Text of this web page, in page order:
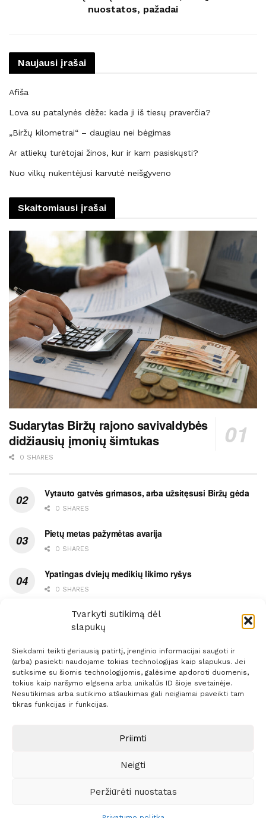
Tvarkyti sutikimą dėl
slapukų
Siekdami teikti geriausią patirtį, įrenginio informacijai saugoti ir
(arba) pasiekti naudojame tokias technologijas kaip slapukus. Jei
sutiksime su šiomis technologijomis, galėsime apdoroti duomenis,
tokius kaip naršymo elgsena arba unikalūs ID šioje svetainėje.
Nesutikimas arba sutikimo atšaukimas gali neigiamai paveikti tam
tikras funkcijas ir funkcijas.
Priimti
Neigti
Peržiūrėti nuostatas
nuostatos, pažadai
Naujausi įrašai
Afiša
Lova su patalynės dėže: kada ji iš tiesų praverčia?
„Biržų kilometrai“ – daugiau nei bėgimas
Ar atliekų turėtojai žinos, kur ir kam pasiskųsti?
Nuo vilkų nukentėjusi karvutė neišgyveno
Skaitomiausi įrašai
Sudarytas Biržų rajono savivaldybės
didžiausių įmonių šimtukas
0 SHARES
Vytauto gatvės grimasos, arba užsitęsusi Biržų gėda
0 SHARES
Pietų metas pažymėtas avarija
0 SHARES
Ypatingas dviejų medikių likimo ryšys
0 SHARES
Ašaromis baigęsis užėjimas į piceriją
0 SHARES
Prenumerata Reklama
Sprendimas:ITBrolis